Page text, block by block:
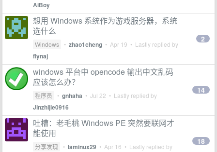
AiBoy
想用 Windows 系统作为游戏服务器，系统
选什么
Windows • zhao1cheng • Apr 19 • Lastly replied by
flynaj
2
windows 平台中 opencode 输出中文乱码
应该怎么办？
程序员 • gnhaha • Jul 22 • Lastly replied by
Jinzhijie0916
14
吐槽：老毛桃 Windows PE 突然要联网才
能使用
分享发现 • laminux29 • Apr 16 • Lastly replied by
18